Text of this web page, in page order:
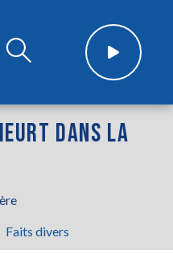
DANS LA
Faits divers